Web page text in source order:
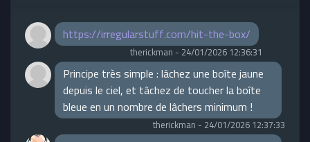
https://irregularstuff.com/hit-the-box/
therickman - 24/01/2026 12:36:31
Principe très simple : lâchez une boîte jaune
depuis le ciel, et tâchez de toucher la boîte
bleue en un nombre de lâchers minimum !
therickman - 24/01/2026 12:37:33